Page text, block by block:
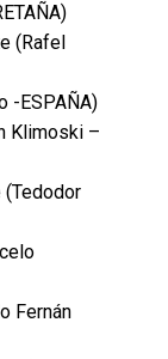
(Rafel
-ESPAÑA)
Klimoski –
Fernán